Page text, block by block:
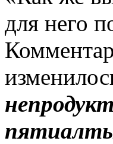
для него